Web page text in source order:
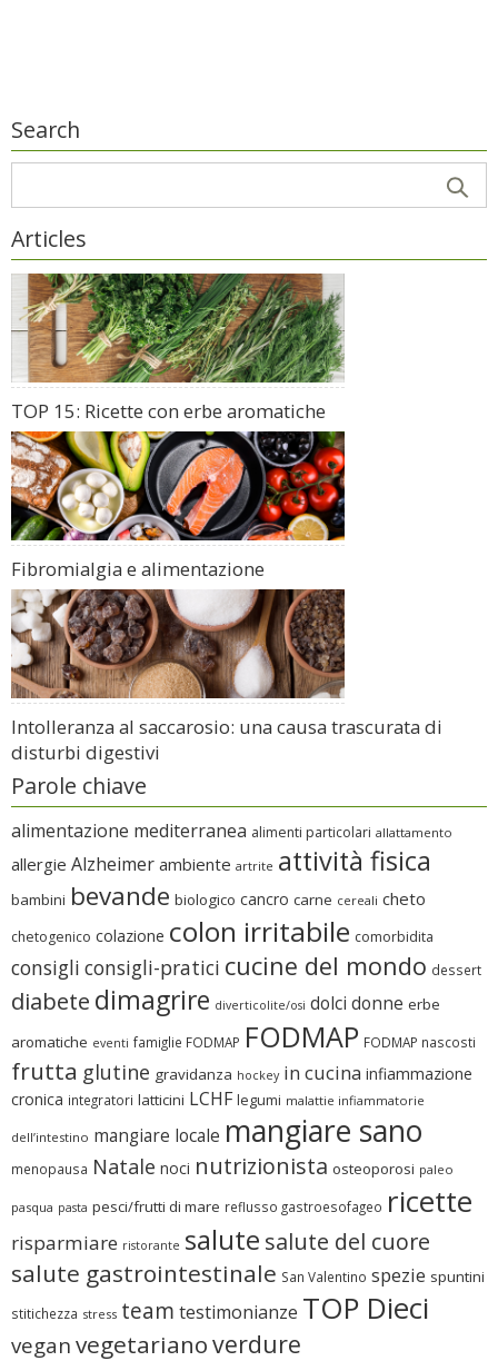
Search
Articles
TOP 15: Ricette con erbe aromatiche
Fibromialgia e alimentazione
Intolleranza al saccarosio: una causa trascurata di
disturbi digestivi
Parole chiave
alimentazione mediterranea alimenti particolari allattamento
allergie Alzheimer ambiente artrite attività fisica
bambini bevande biologico cancro carne cereali cheto
chetogenico colazione colon irritabile comorbidita
consigli consigli-pratici cucine del mondo dessert
diabete dimagrire diverticolite/osi dolci donne erbe
aromatiche eventi famiglie FODMAP FODMAP FODMAP nascosti
frutta glutine gravidanza hockey in cucina infiammazione
cronica integratori latticini LCHF legumi malattie infiammatorie
dell’intestino mangiare locale mangiare sano
menopausa Natale noci nutrizionista osteoporosi paleo
pasqua pasta pesci/frutti di mare reflusso gastroesofageo ricette
risparmiare ristorante salute salute del cuore
salute gastrointestinale San Valentino spezie spuntini
stitichezza stress team testimonianze TOP Dieci
vegan vegetarianoverdure